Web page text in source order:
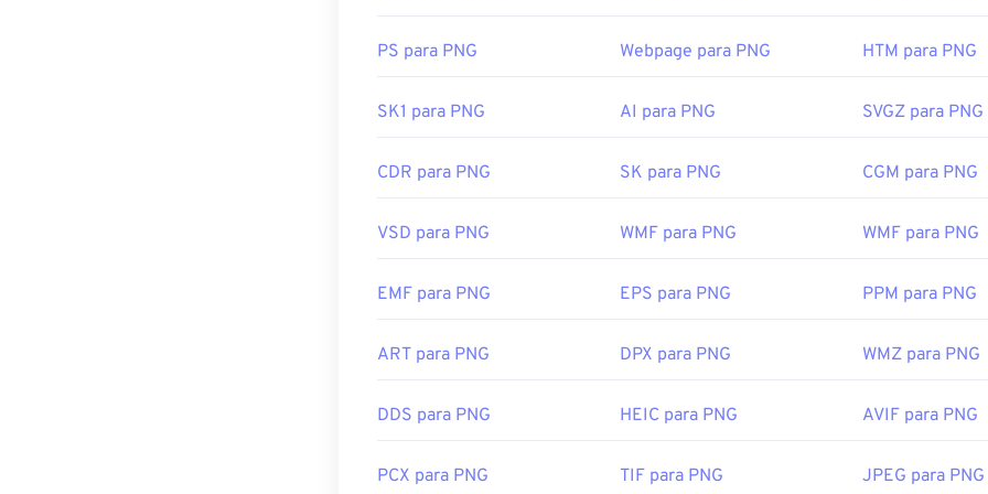
operacional. Arquivos PNG também são facilmente visualizáveis ​​em todos os
,PNG para WebP PNG para BMP.
Programas alternativos como o GIMPouo Adobe Photoshop
são úteis para
tenha cuidado ao adicioná-los a uma página da web. Um recurso interessante
transparente.
Desenvolvido por:
PNG Development Group
Artigo da LifeWire sobre PNGs
PS para PNG Webpage para PNG HTM para PNG
SK1 para PNG AI para PNG SVGZ para PNG
CDR para PNG SK para PNG CGM para PNG
VSD para PNG WMF para PNG WMF para PNG
EMF para PNG EPS para PNG PPM para PNG
ART para PNG DPX para PNG WMZ para PNG
DDS para PNG HEIC para PNG AVIF para PNG
PCX para PNG TIF para PNG JPEG para PNG